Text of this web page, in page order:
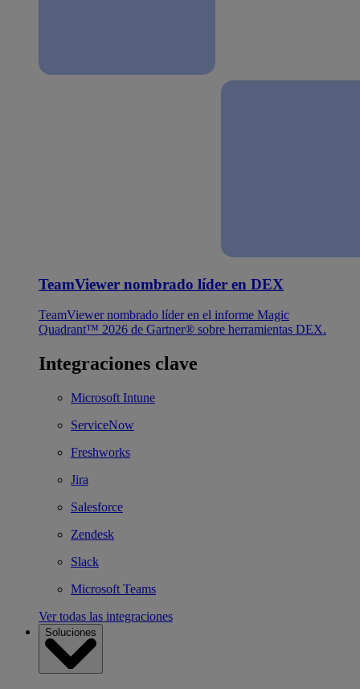
TeamViewer nombrado líder en DEX
TeamViewer nombrado líder en el informe Magic
Quadrant™ 2026 de Gartner® sobre herramientas DEX.
Integraciones clave
Microsoft Intune
ServiceNow
Freshworks
Jira
Salesforce
Zendesk
Slack
Microsoft Teams
Ver todas las integraciones
Soluciones